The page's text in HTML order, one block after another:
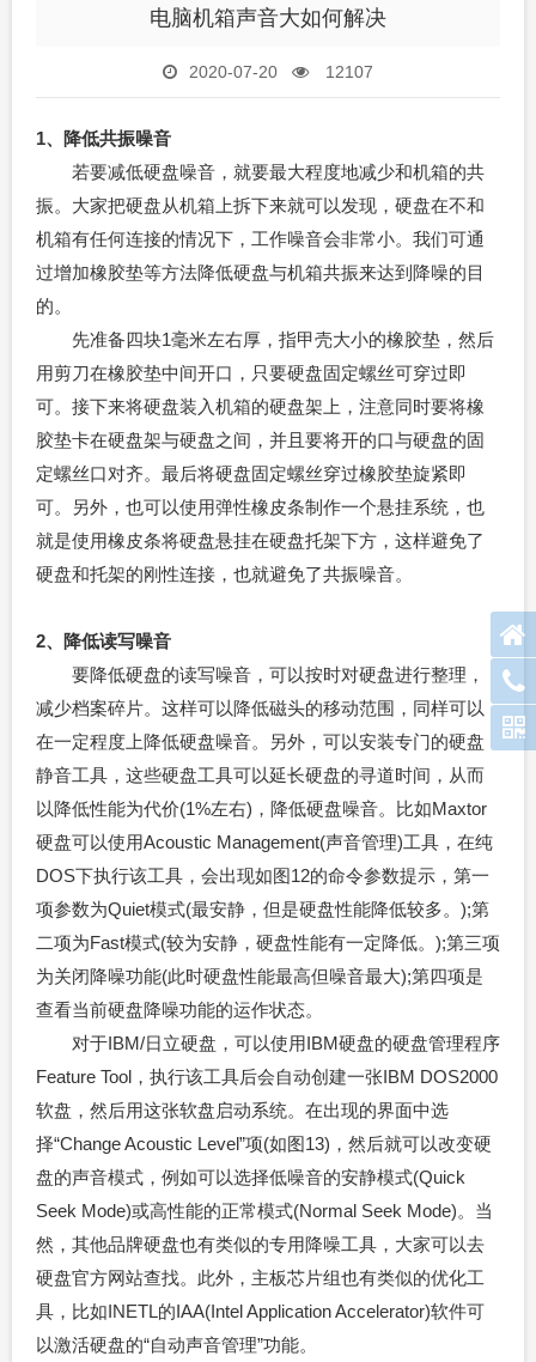
电脑机箱声音大如何解决
2020-07-20 12107
1、降低共振噪音
若要减低硬盘噪音，就要最大程度地减少和机箱的共
振。大家把硬盘从机箱上拆下来就可以发现，硬盘在不和
机箱有任何连接的情况下，工作噪音会非常小。我们可通
过增加橡胶垫等方法降低硬盘与机箱共振来达到降噪的目
的。
先准备四块1毫米左右厚，指甲壳大小的橡胶垫，然后
用剪刀在橡胶垫中间开口，只要硬盘固定螺丝可穿过即
可。接下来将硬盘装入机箱的硬盘架上，注意同时要将橡
胶垫卡在硬盘架与硬盘之间，并且要将开的口与硬盘的固
定螺丝口对齐。最后将硬盘固定螺丝穿过橡胶垫旋紧即
可。另外，也可以使用弹性橡皮条制作一个悬挂系统，也
就是使用橡皮条将硬盘悬挂在硬盘托架下方，这样避免了
硬盘和托架的刚性连接，也就避免了共振噪音。
2、降低读写噪音
要降低硬盘的读写噪音，可以按时对硬盘进行整理，
减少档案碎片。这样可以降低磁头的移动范围，同样可以
在一定程度上降低硬盘噪音。另外，可以安装专门的硬盘
静音工具，这些硬盘工具可以延长硬盘的寻道时间，从而
以降低性能为代价(1%左右)，降低硬盘噪音。比如Maxtor
硬盘可以使用Acoustic Management(声音管理)工具，在纯
DOS下执行该工具，会出现如图12的命令参数提示，第一
项参数为Quiet模式(最安静，但是硬盘性能降低较多。);第
二项为Fast模式(较为安静，硬盘性能有一定降低。);第三项
为关闭降噪功能(此时硬盘性能最高但噪音最大);第四项是
查看当前硬盘降噪功能的运作状态。
对于IBM/日立硬盘，可以使用IBM硬盘的硬盘管理程序
Feature Tool，执行该工具后会自动创建一张IBM DOS2000
软盘，然后用这张软盘启动系统。在出现的界面中选
择“Change Acoustic Level”项(如图13)，然后就可以改变硬
盘的声音模式，例如可以选择低噪音的安静模式(Quick
Seek Mode)或高性能的正常模式(Normal Seek Mode)。当
然，其他品牌硬盘也有类似的专用降噪工具，大家可以去
硬盘官方网站查找。此外，主板芯片组也有类似的优化工
具，比如INETL的IAA(Intel Application Accelerator)软件可
以激活硬盘的“自动声音管理”功能。